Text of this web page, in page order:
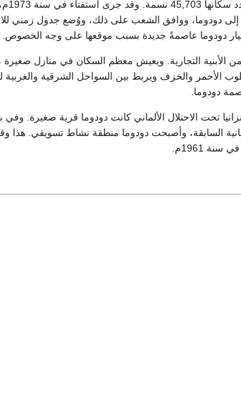
دودوما
إلى دودوما، ووافق الشعب على ذلك، ووُضع جدول زمني
الأبنية التجارية. ويعيش معظم السكان في منازل صغيرة
الأحمر والخزف ويربط بين السواحل الشرقية والغربية
دودوما.
تنزانيا تحت الاحتلال الألماني كانت دودوما قرية صغيرة. وفي
السابقة، وأصبحت دودوما منطقة نشاط تسويقي. هذا
1961م.